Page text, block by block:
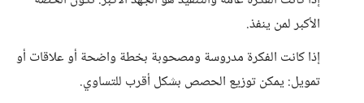
الأكبر لمن ينفذ.
إذا كانت الفكرة مدروسة ومصحوبة بخطة واضحة أو علاقات أو
تمويل: يمكن توزيع الحصص بشكل أقرب للتساوي.